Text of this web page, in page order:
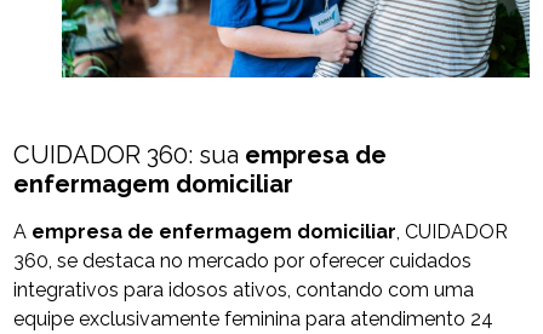
CUIDADOR 360: sua empresa de
enfermagem domiciliar
A empresa de enfermagem domiciliar, CUIDADOR
360, se destaca no mercado por oferecer cuidados
integrativos para idosos ativos, contando com uma
equipe exclusivamente feminina para atendimento 24